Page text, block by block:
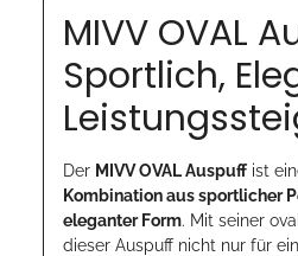
MIVV OVAL
Sportlich,
Der MIVV OVAL Auspuff ist
Kombination aus sportlicher
eleganter Form. Mit seiner
dieser Auspuff nicht nur für